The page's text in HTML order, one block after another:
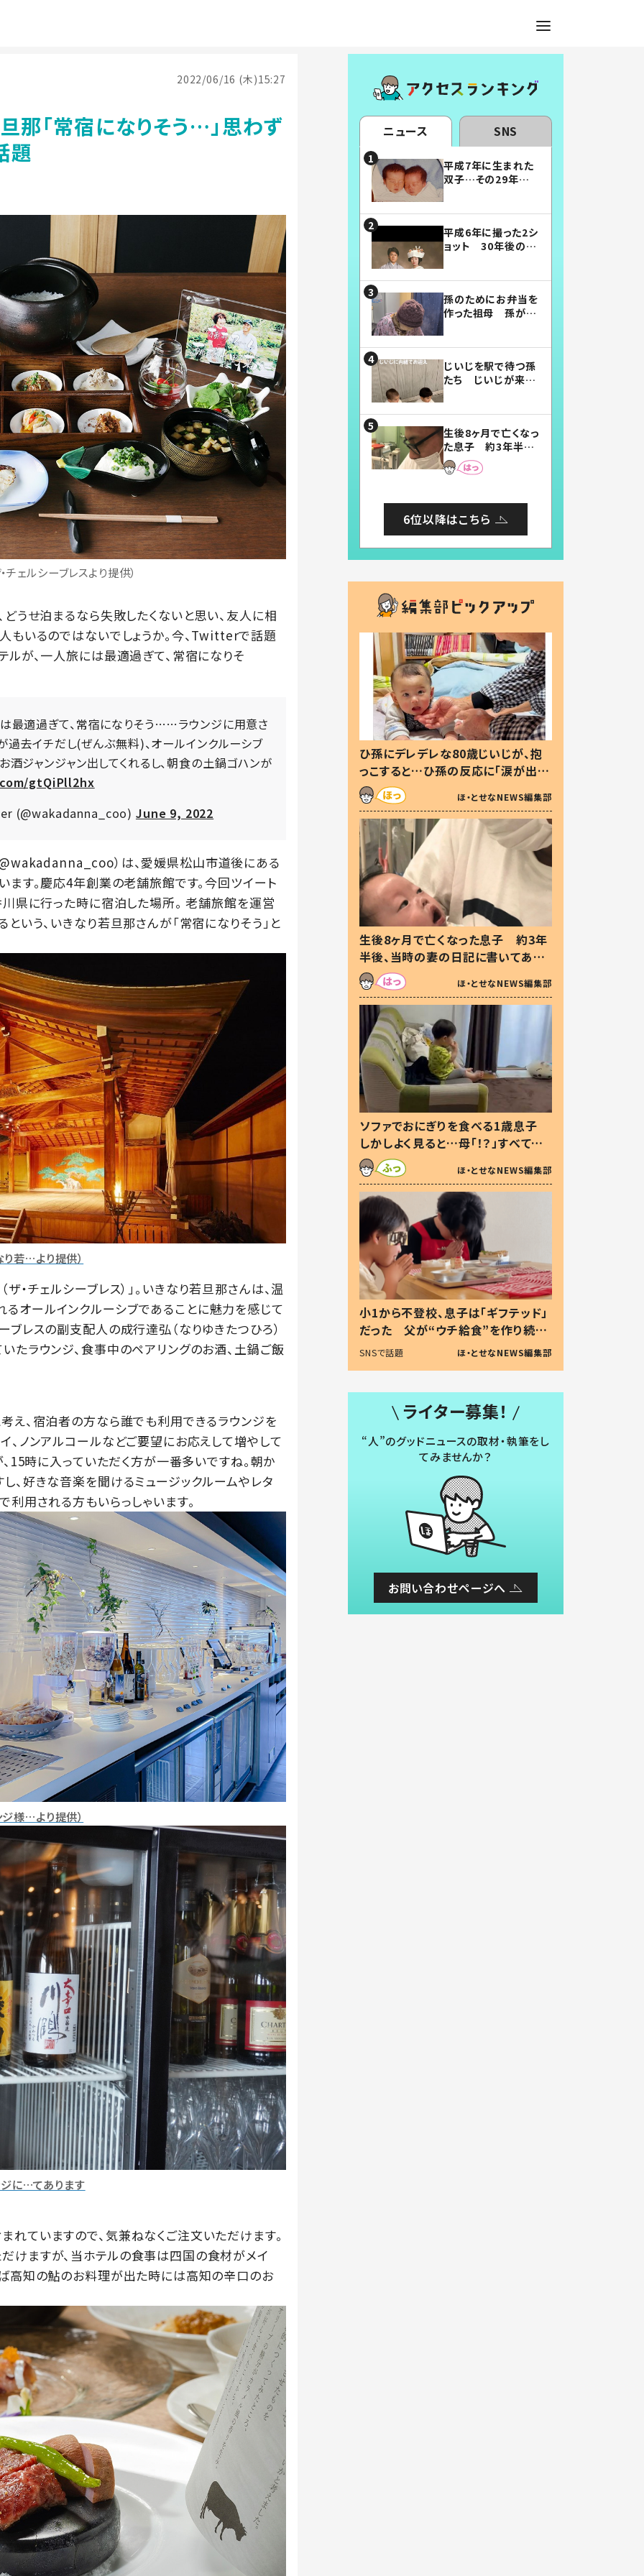
2022/06/16 (木)15:27
「常宿になりそう…」思わず
題
チェルシーブレスより提供）
どうせ泊まるなら失敗したくないと思い、友人に相
もいるのではないでしょうか。今、Twitterで話題
ルが、一人旅には最適過ぎて、常宿になりそ
最適過ぎて、常宿になりそう……ラウンジに用意さ
過去イチだし(ぜんぶ無料)、オールインクルーシブ
酒ジャンジャン出してくれるし、朝食の土鍋ゴハンが
gtQiPll2hx
(@wakadanna_coo) June 9, 2022
@wakadanna_coo）は、愛媛県松山市道後にある
ます。慶応4年創業の老舗旅館です。今回ツイート
川県に行った時に宿泊した場所。 老舗旅館を運営
いう、いきなり若旦那さんが「常宿になりそう」と
り若…より提供）
・チェルシーブレス）」。いきなり若旦那さんは、温
オールインクルーシブであることに魅力を感じて
ブレスの副支配人の成行達弘（なりゆきたつひろ）
たラウンジ、食事中のペアリングのお酒、土鍋ご飯
え、宿泊者の方なら誰でも利用できるラウンジを
、ノンアルコールなどご要望にお応えして増やして
15時に入っていただく方が一番多いですね。朝か
、好きな音楽を聞けるミュージックルームやレタ
利用される方もいらっしゃいます。
ジ様…より提供）
に…てあります
ていますので、気兼ねなくご注文いただけます。
けますが、当ホテルの食事は四国の食材がメイ
高知の鮎のお料理が出た時には高知の辛口のお
ニュース SNS
平成7年に生まれた
双子…その29年後
平成6年に撮った2シ
ョット 30年後の姿
孫のためにお弁当を
作った祖母 孫が絶
じいじを駅で待つ孫
たち じいじが来た
まらない」「幸せにな
れる」
生後8ヶ月で亡くなっ
た息子 約3年半
後、当時の妻の日記
に書いてあった本音
6位以降はこちら
ひ孫にデレデレな80歳じいじが、抱
っこすると…ひ孫の反応に「涙が出ま
した」「可愛くて仕方ない」
ほ・とせなNEWS編集部
生後8ヶ月で亡くなった息子 約3年
半後、当時の妻の日記に書いてあっ
た本音とは
ほ・とせなNEWS編集部
ソファでおにぎりを食べる1歳息子
しかしよく見ると…母「！？」すべてを
察した母の投稿に「可愛いから許
す！」「現行犯〜」
ほ・とせなNEWS編集部
小1から不登校、息子は「ギフテッド」
だった 父が“ウチ給食”を作り続け
る理由とは #令和の親 #令和の子
SNSで話題 ほ・とせなNEWS編集部
ライター募集！
“人”のグッドニュースの取材・執筆をし
てみませんか？
お問い合わせページへ